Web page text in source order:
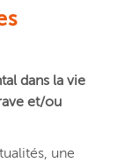
dans la vie
et/ou
une